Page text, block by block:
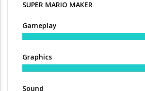
SUPER MARIO MAKER
Gameplay
Graphics
Sound